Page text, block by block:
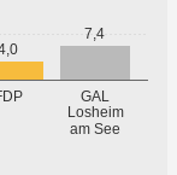
GAL
Losheim
am See
7,4